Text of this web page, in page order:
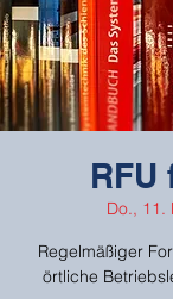
RFU
Do., 11.
Regelmäßiger
örtliche